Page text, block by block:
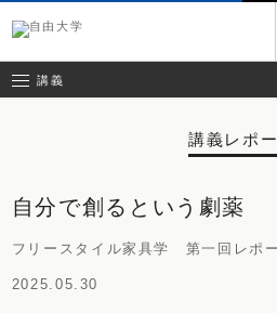
お問い合
講義
講義レポー
自分で創るという劇薬
フリースタイル家具学 第一回レポー
2025.05.30